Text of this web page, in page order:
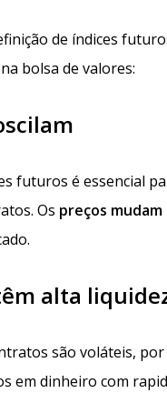
de índices
bolsa de valores:
futuros é essencial
Os preços mudam
alta
são voláteis,
em dinheiro com